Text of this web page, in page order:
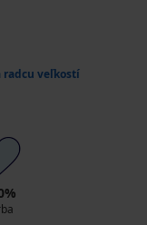
radcu veľkostí